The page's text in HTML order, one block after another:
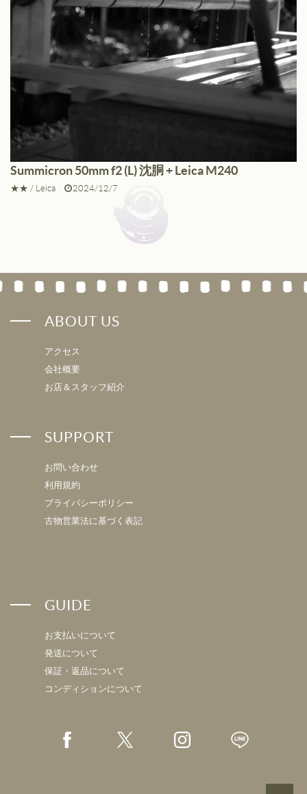
Summicron 50mm f2 (L) 沈胴 + Leica M240
★★ / Leica 2024/12/7
ABOUT US
アクセス
会社概要
お店＆スタッフ紹介
SUPPORT
お問い合わせ
利用規約
プライバシーポリシー
古物営業法に基づく表記
GUIDE
お支払いについて
発送について
保証・返品について
コンディションについて